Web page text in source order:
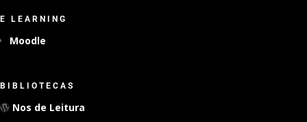
E LEARNING
Moodle
BIBLIOTECAS
Nos de Leitura